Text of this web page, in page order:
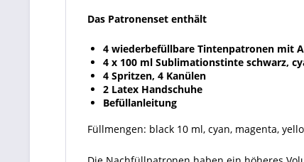
Das Patronenset enthält
4 wiederbefüllbare Tintenpatronen mit
4 x 100 ml Sublimationstinte schwarz,
4 Spritzen, 4 Kanülen
2 Latex Handschuhe
Befüllanleitung
Füllmengen: black 10 ml, cyan, magenta,